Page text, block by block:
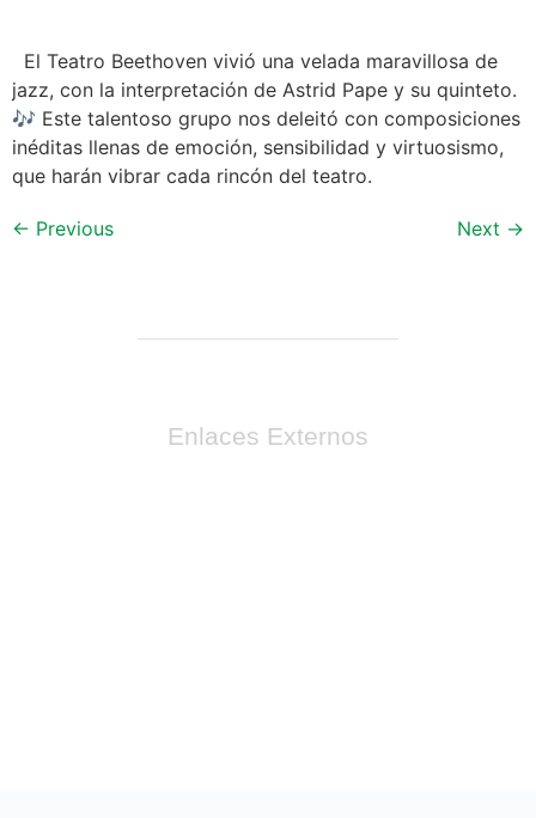
El Teatro Beethoven vivió una velada maravillosa de
jazz, con la interpretación de Astrid Pape y su quinteto.
🎶 Este talentoso grupo nos deleitó con composiciones
inéditas llenas de emoción, sensibilidad y virtuosismo,
que harán vibrar cada rincón del teatro.
← Previous Next →
Enlaces Externos